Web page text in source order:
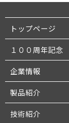
トップページ
１００周年記念
企業情報
製品紹介
技術紹介